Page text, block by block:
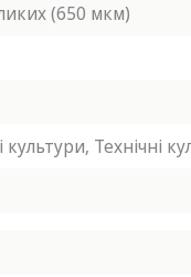
(650 мкм)
культури, Технічні